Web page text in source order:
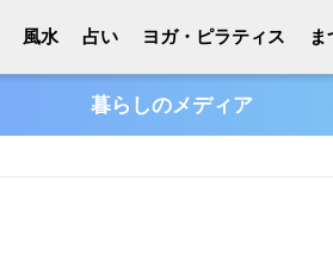
風水 占い ヨガ・ピラティス
暮らしのメディア